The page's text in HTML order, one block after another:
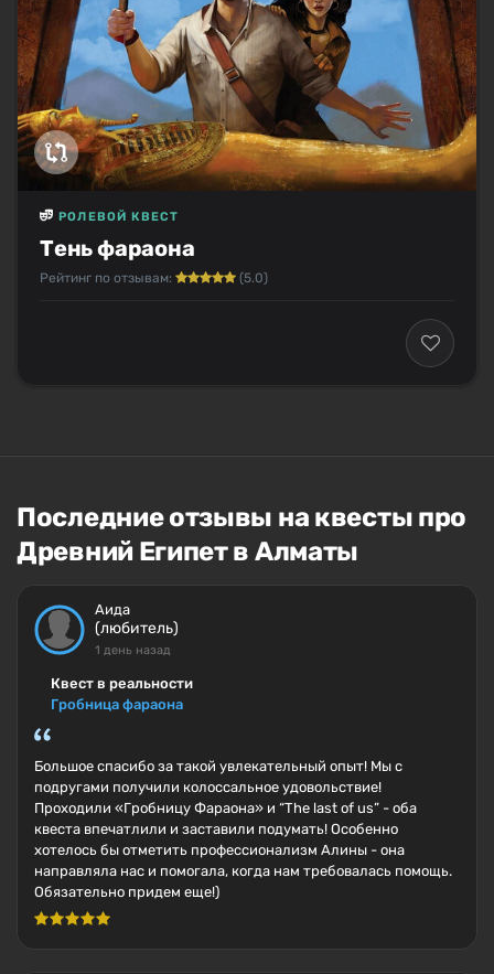
Тень фараона
РОЛЕВОЙ КВЕСТ
Рейтинг по отзывам: (5.0)
Последние отзывы на квесты про
Древний Египет в Алматы
Аида
(любитель)
1 день назад
Квест в реальности
Гробница фараона
Большое спасибо за такой увлекательный опыт! Мы с
подругами получили колоссальное удовольствие!
Проходили «Гробницу Фараона» и “The last of us” - оба
квеста впечатлили и заставили подумать! Особенно
хотелось бы отметить профессионализм Алины - она
направляла нас и помогала, когда нам требовалась помощь.
Обязательно придем еще!)